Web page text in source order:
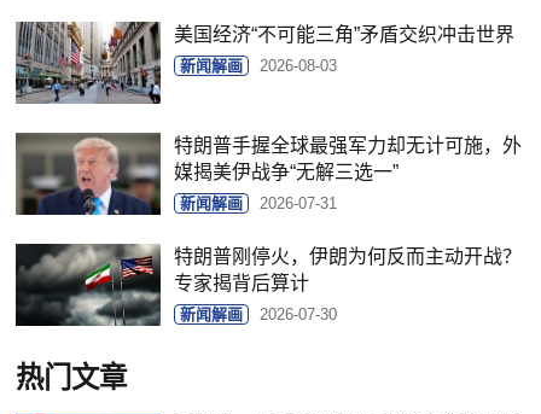
美国经济“不可能三角”矛盾交织冲击世界
新闻解画 2026-08-03
特朗普手握全球最强军力却无计可施，外
媒揭美伊战争“无解三选一”
新闻解画 2026-07-31
特朗普刚停火，伊朗为何反而主动开战？
专家揭背后算计
新闻解画 2026-07-30
热门文章